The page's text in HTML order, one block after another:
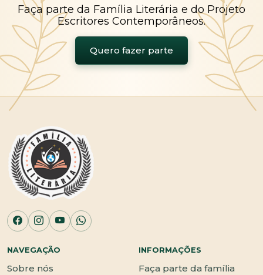
Faça parte da Família Literária e do Projeto
Escritores Contemporâneos.
Quero fazer parte
NAVEGAÇÃO
Sobre nós
INFORMAÇÕES
Faça parte da família